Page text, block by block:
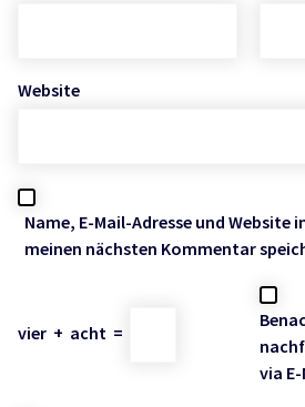
Website
Name, E-Mail-Adresse und Website
meinen nächsten Kommentar
vier + acht =
via